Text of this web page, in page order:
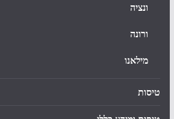
ונציה
ורונה
מילאנו
טיסות